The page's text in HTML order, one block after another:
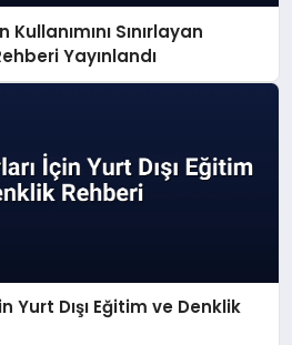
Sınırlayan
Yayınlandı
Yurt Dışı Eğitim ve Denklik